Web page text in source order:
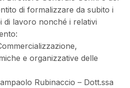
di formalizzare da subito i
di lavoro nonché i relativi
e organizzative delle
Rubinaccio – Dott.ssa